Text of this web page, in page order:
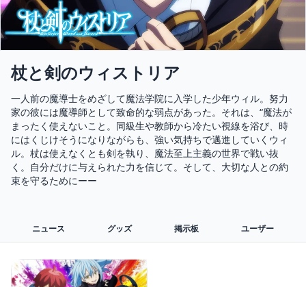
杖と剣のウィストリア
一人前の魔導士をめざして魔法学院に入学した少年ウィル。努力
家の彼には魔導師として致命的な弱点があった。それは、“魔法が
まったく使えないこと。同級生や教師から冷たい視線を浴び、時
にはくじけそうになりながらも、強い気持ちで邁進していくウィ
ル。杖は使えなくとも剣を執り、魔法至上主義の世界で戦い抜
く。自分だけに与えられた力を信じて。そして、大切な人との約
束を守るためにーー
ニュース グッズ 掲示板 ユーザー